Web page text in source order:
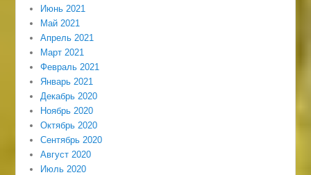
Июнь 2021
Май 2021
Апрель 2021
Март 2021
Февраль 2021
Январь 2021
Декабрь 2020
Ноябрь 2020
Октябрь 2020
Сентябрь 2020
Август 2020
Июль 2020